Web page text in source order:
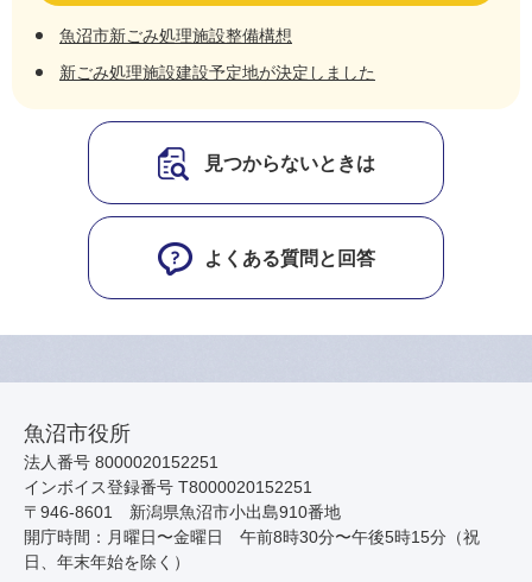
魚沼市新ごみ処理施設整備構想
新ごみ処理施設建設予定地が決定しました
見つからないときは
よくある質問と回答
魚沼市役所
法人番号 8000020152251
インボイス登録番号 T8000020152251
〒946-8601 新潟県魚沼市小出島910番地
開庁時間：月曜日〜金曜日 午前8時30分〜午後5時15分（祝
日、年末年始を除く）